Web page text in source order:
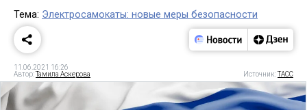
Тема: Электросамокаты: новые меры безопасности
11.06.2021 16:26
Автор:Тамила Аскерова Источник:ТАСС